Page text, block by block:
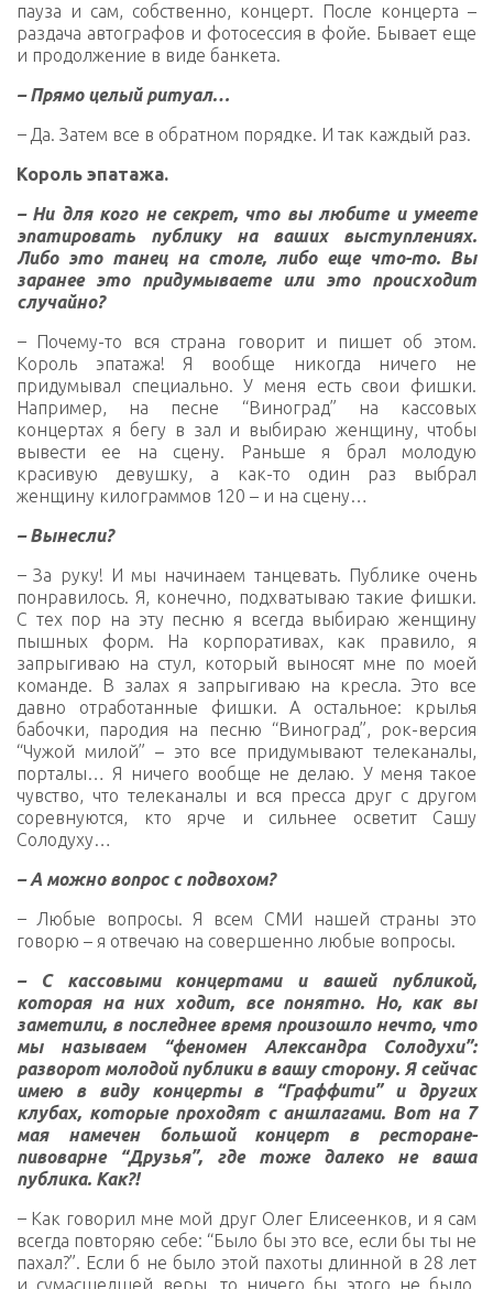
пауза и сам, собственно, концерт. После концерта –
раздача автографов и фотосессия в фойе. Бывает еще
и продолжение в виде банкета.
– Прямо целый ритуал…
– Да. Затем все в обратном порядке. И так каждый раз.
Король эпатажа.
– Ни для кого не секрет, что вы любите и умеете
эпатировать публику на ваших выступлениях.
Либо это танец на столе, либо еще что-то. Вы
заранее это придумываете или это происходит
случайно?
– Почему-то вся страна говорит и пишет об этом.
Король эпатажа! Я вообще никогда ничего не
придумывал специально. У меня есть свои фишки.
Например, на песне “Виноград” на кассовых
концертах я бегу в зал и выбираю женщину, чтобы
вывести ее на сцену. Раньше я брал молодую
красивую девушку, а как-то один раз выбрал
женщину килограммов 120 – и на сцену…
– Вынесли?
–За руку! И мы начинаем танцевать. Публике очень
понравилось. Я, конечно, подхватываю такие фишки.
С тех пор на эту песню я всегда выбираю женщину
пышных форм. На корпоративах, как правило, я
запрыгиваю на стул, который выносят мне по моей
команде. В залах я запрыгиваю на кресла. Это все
давно отработанные фишки. А остальное: крылья
бабочки, пародия на песню “Виноград”, рок-версия
“Чужой милой” – это все придумывают телеканалы,
порталы… Я ничего вообще не делаю. У меня такое
чувство, что телеканалы и вся пресса друг с другом
соревнуются, кто ярче и сильнее осветит Сашу
Солодуху…
– А можно вопрос с подвохом?
– Любые вопросы. Я всем СМИ нашей страны это
говорю – я отвечаю на совершенно любые вопросы.
– С кассовыми концертами и вашей публикой,
которая на них ходит, все понятно. Но, как вы
заметили, в последнее время произошло нечто, что
мы называем “феномен Александра Солодухи”:
разворот молодой публики в вашу сторону. Я сейчас
имею в виду концерты в “Граффити” и других
клубах, которые проходят с аншлагами. Вот на 7
мая намечен большой концерт в ресторане-
пивоварне “Друзья”, где тоже далеко не ваша
публика. Как?!
– Как говорил мне мой друг Олег Елисеенков, и я сам
всегда повторяю себе: “Было бы это все, если бы ты не
пахал?”. Если б не было этой пахоты длинной в 28 лет
и сумасшедшей веры, то ничего бы этого не было.